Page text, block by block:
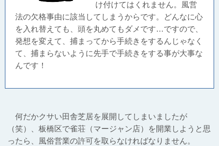
け付けてはくれません。風営
法の欠格事由に該当してしまうからです。どんなに心
を入れ替えても、頭を丸めてもダメです…ですので、
発想を変えて、捕まってから手続きをするんじゃなく
て、捕まらないように先手で手続きをする事が大事な
んです！
何だかクサい田舎芝居を展開してしまいましたが
（笑）、板橋区で雀荘（マージャン店）を開業しようと思
ったら、風俗営業の許可を取らなければなりません。